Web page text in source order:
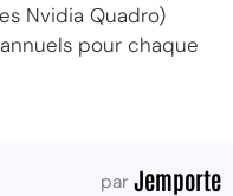
Nvidia Quadro)
pour chaque
par Jemporte